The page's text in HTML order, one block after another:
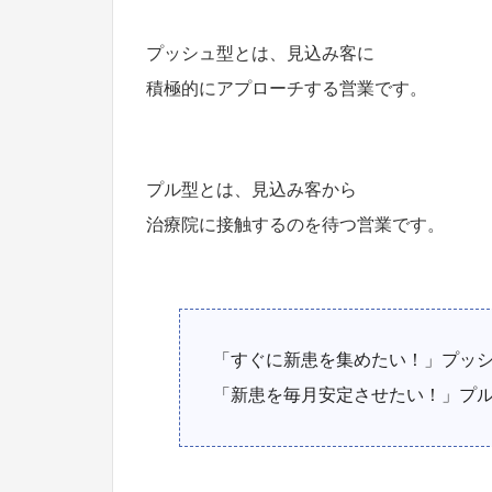
プッシュ型とは、見込み客に
積極的にアプローチする営業です。
プル型とは、見込み客から
治療院に接触するのを待つ営業です。
「すぐに新患を集めたい！」プッ
「新患を毎月安定させたい！」プ